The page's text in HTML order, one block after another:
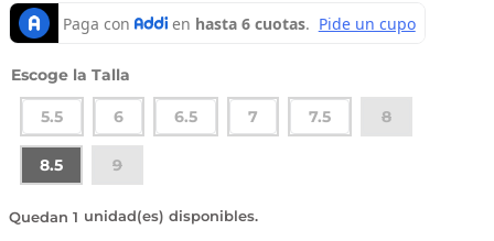
Talla
5.5 6 6.5 7 7.5 8
8.5 9
1 disponible